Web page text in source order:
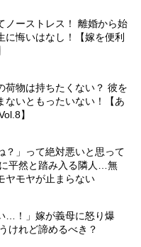
ノーストレス！ 離婚から始
に悔いはなし！【嫁を便利
荷物は持ちたくない？ 彼を
ないともったいない！【あ
】
？」って絶対悪いと思って
平然と踏み入る隣人…無
ヤモヤが止まらない
…！」嫁が義母に怒り爆
けれど諦めるべき？